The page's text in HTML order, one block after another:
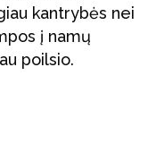
kantrybės nei
į namų
poilsio.